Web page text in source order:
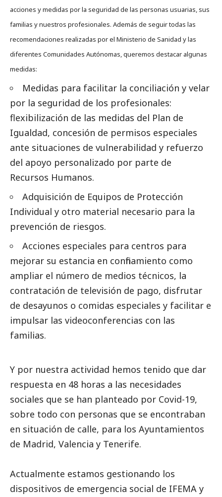
acciones y medidas por la seguridad de las personas usuarias, sus
familias y nuestros profesionales. Además de seguir todas las
recomendaciones realizadas por el Ministerio de Sanidad y las
diferentes Comunidades Autónomas, queremos destacar algunas
medidas:
Medidas para facilitar la conciliación y velar
por la seguridad de los profesionales:
flexibilización de las medidas del Plan de
Igualdad, concesión de permisos especiales
ante situaciones de vulnerabilidad y refuerzo
del apoyo personalizado por parte de
Recursos Humanos.
Adquisición de Equipos de Protección
Individual y otro material necesario para la
prevención de riesgos.
Acciones especiales para centros para
mejorar su estancia en confinamiento como
ampliar el número de medios técnicos, la
contratación de televisión de pago, disfrutar
de desayunos o comidas especiales y facilitar e
impulsar las videoconferencias con las
familias.
Y por nuestra actividad hemos tenido que dar
respuesta en 48 horas a las necesidades
sociales que se han planteado por Covid-19,
sobre todo con personas que se encontraban
en situación de calle, para los Ayuntamientos
de Madrid, Valencia y Tenerife.
Actualmente estamos gestionando los
dispositivos de emergencia social de IFEMA y